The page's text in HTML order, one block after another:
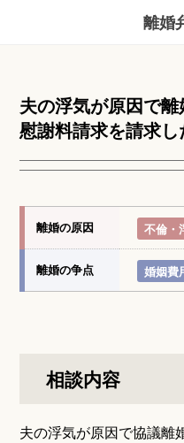
離婚
夫の浮気が原因で
慰謝料請求を請求し
離婚の原因 不倫・
離婚の争点 婚姻費
相談内容
夫の浮気が原因で協議離